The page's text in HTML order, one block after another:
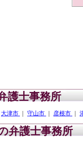
護士事務所
大津市 守山市 彦根市
弁護士事務所